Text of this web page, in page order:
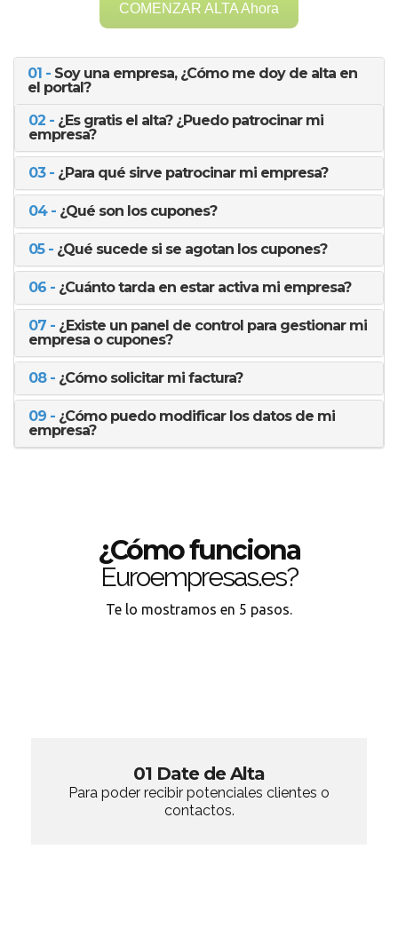
COMENZAR ALTA Ahora
01 - Soy una empresa, ¿Cómo me doy de alta en
el portal?
02 - ¿Es gratis el alta? ¿Puedo patrocinar mi
empresa?
03 - ¿Para qué sirve patrocinar mi empresa?
04 - ¿Qué son los cupones?
05 - ¿Qué sucede si se agotan los cupones?
06 - ¿Cuánto tarda en estar activa mi empresa?
07 - ¿Existe un panel de control para gestionar mi
empresa o cupones?
08 - ¿Cómo solicitar mi factura?
09 - ¿Cómo puedo modificar los datos de mi
empresa?
¿Cómo funciona
Euroempresas.es?
Te lo mostramos en 5 pasos.
01 Date de Alta
Para poder recibir potenciales clientes o
contactos.